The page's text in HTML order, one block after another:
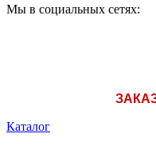
Мы в социальных сетях:
Каталог